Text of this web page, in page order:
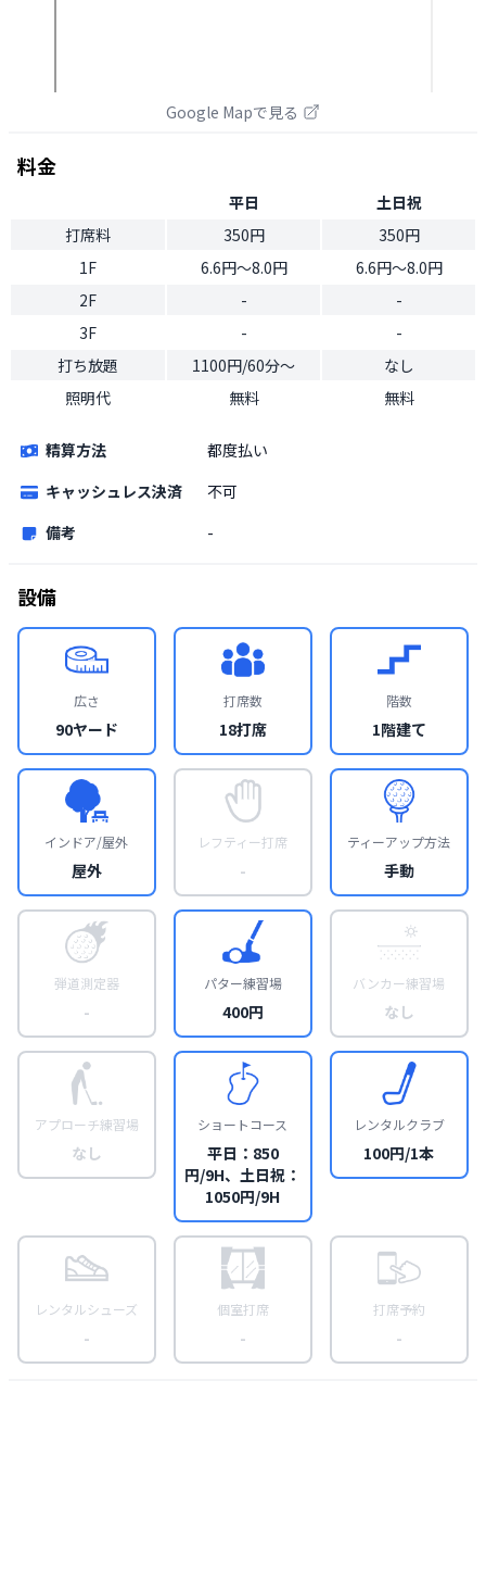
Google Mapで見る
料金
平日
土日祝
打席料
350円
350円
1F
6.6円〜8.0円
6.6円〜8.0円
2F
-
-
3F
-
-
打ち放題
1100円/60分〜
なし
照明代
無料 無料
精算方法
都度払い
キャッシュレス決済
不可
備考
-
設備
広さ
90ヤード
打席数
18打席
階数
1階建て
インドア/屋外
屋外
レフティー打席
-
ティーアップ方法
手動
弾道測定器
-
パター練習場
400円
バンカー練習場
なし
アプローチ練習場
なし
ショートコース
平日：850
円/9H、土日祝：
1050円/9H
レンタルクラブ
100円/1本
レンタルシューズ
-
個室打席
-
打席予約
-